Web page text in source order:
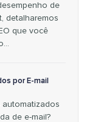
de
detalharemos
que você
por E-mail
automatizados
de e-mail?